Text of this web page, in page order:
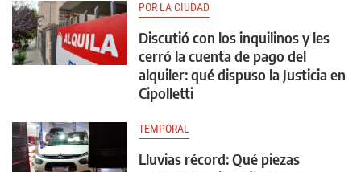
POR LA CIUDAD
Discutió con los inquilinos y les
cerró la cuenta de pago del
alquiler: qué dispuso la Justicia en
Cipolletti
TEMPORAL
Lluvias récord: Qué piezas